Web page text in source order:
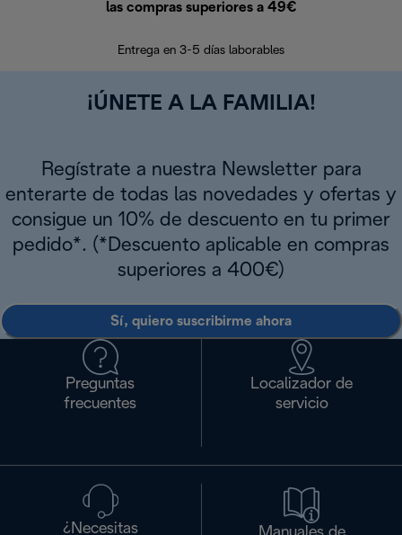
las compras superiores a 49€
Entrega en 3-5 días laborables
¡ÚNETE A LA FAMILIA!
Regístrate a nuestra Newsletter para
enterarte de todas las novedades y ofertas y
consigue un 10% de descuento en tu primer
pedido*. (*Descuento aplicable en compras
superiores a 400€)
Sí, quiero suscribirme ahora
Preguntas
frecuentes
Localizador de
servicio
¿Necesitas